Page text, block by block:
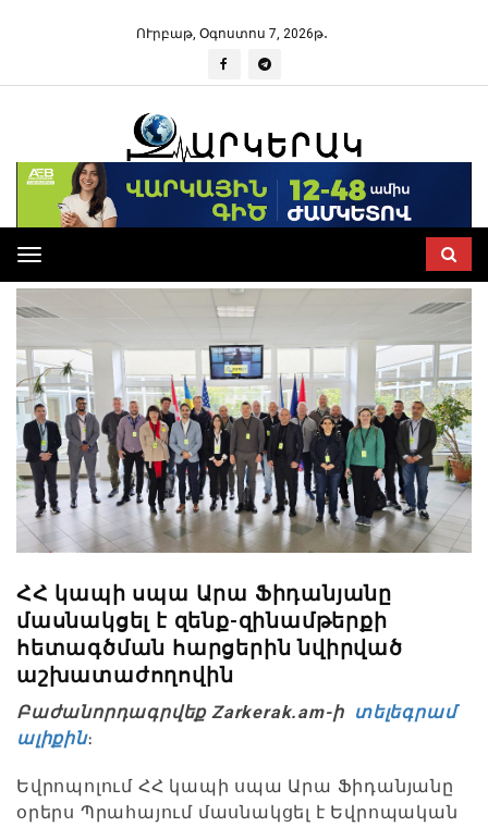
ՈՒրբաթ, Օգոստոս 7, 2026թ․
Toggle
navigation
ՀՀ կապի սպա Արա Ֆիդանյանը
մասնակցել է զենք-զինամթերքի
հետագծման հարցերին նվիրված
աշխատաժողովին
Բաժանորդագրվեք Zarkerak.am-ի տելեգրամ
ալիքին։
Եվրոպոլում ՀՀ կապի սպա Արա Ֆիդանյանը
օրերս Պրահայում մասնակցել է Եվրոպական